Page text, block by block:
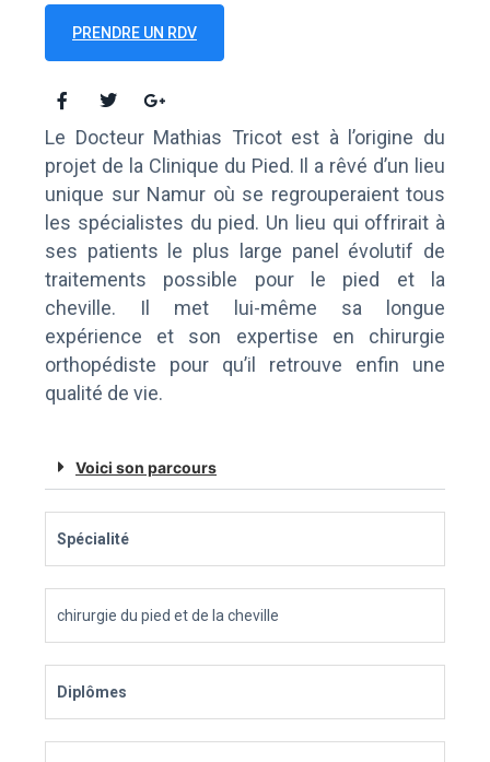
PRENDRE UN RDV
Le Docteur Mathias Tricot est à l’origine du
projet de la Clinique du Pied. Il a rêvé d’un lieu
unique sur Namur où se regrouperaient tous
les spécialistes du pied. Un lieu qui offrirait à
ses patients le plus large panel évolutif de
traitements possible pour le pied et la
cheville. Il met lui-même sa longue
expérience et son expertise en chirurgie
orthopédiste pour qu’il retrouve enfin une
qualité de vie.
Voici son parcours
Spécialité
chirurgie du pied et de la cheville
Diplômes